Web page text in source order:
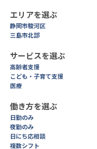
エリアを選ぶ
静岡市駿河区
三島市北部
サービスを選ぶ
高齢者支援
こども・子育て支援
医療
働き方を選ぶ
日勤のみ
夜勤のみ
日にち応相談
複数シフト